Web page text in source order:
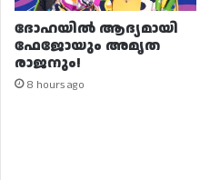
ദോഹയിൽ ആദ്യമായി
ഫേജോയും അമൃത
രാജനും!
8 hours ago